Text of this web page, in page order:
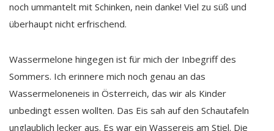
noch ummantelt mit Schinken, nein danke! Viel zu süß und
überhaupt nicht erfrischend.
Wassermelone hingegen ist für mich der Inbegriff des
Sommers. Ich erinnere mich noch genau an das
Wassermeloneneis in Österreich, das wir als Kinder
unbedingt essen wollten. Das Eis sah auf den Schautafeln
unglaublich lecker aus. Es war ein Wassereis am Stiel. Die